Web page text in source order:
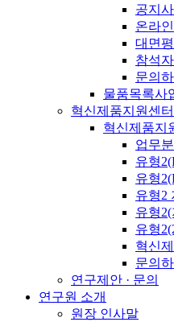
공지
온라
대면
참석
문의하
물품목록사
혁신제품지원센터
혁신제품지
업무
유형
유형
유형2
유형
유형
혁신
문의하
연구제안 · 문의
연구원 소개
원장 인사말